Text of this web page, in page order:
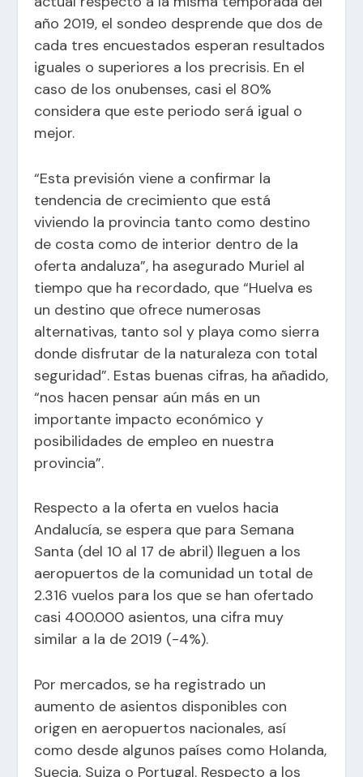
año 2019, el sondeo desprende que dos de
cada tres encuestados esperan resultados
iguales o superiores a los precrisis. En el
caso de los onubenses, casi el 80%
considera que este periodo será igual o
mejor.
“Esta previsión viene a confirmar la
tendencia de crecimiento que está
viviendo la provincia tanto como destino
de costa como de interior dentro de la
oferta andaluza”, ha asegurado Muriel al
tiempo que ha recordado, que “Huelva es
un destino que ofrece numerosas
alternativas, tanto sol y playa como sierra
donde disfrutar de la naturaleza con total
seguridad”. Estas buenas cifras, ha añadido,
“nos hacen pensar aún más en un
importante impacto económico y
posibilidades de empleo en nuestra
provincia”.
Respecto a la oferta en vuelos hacia
Andalucía, se espera que para Semana
Santa (del 10 al 17 de abril) lleguen a los
aeropuertos de la comunidad un total de
2.316 vuelos para los que se han ofertado
casi 400.000 asientos, una cifra muy
similar a la de 2019 (-4%).
Por mercados, se ha registrado un
aumento de asientos disponibles con
origen en aeropuertos nacionales, así
como desde algunos países como Holanda,
Suecia, Suiza o Portugal. Respecto a los